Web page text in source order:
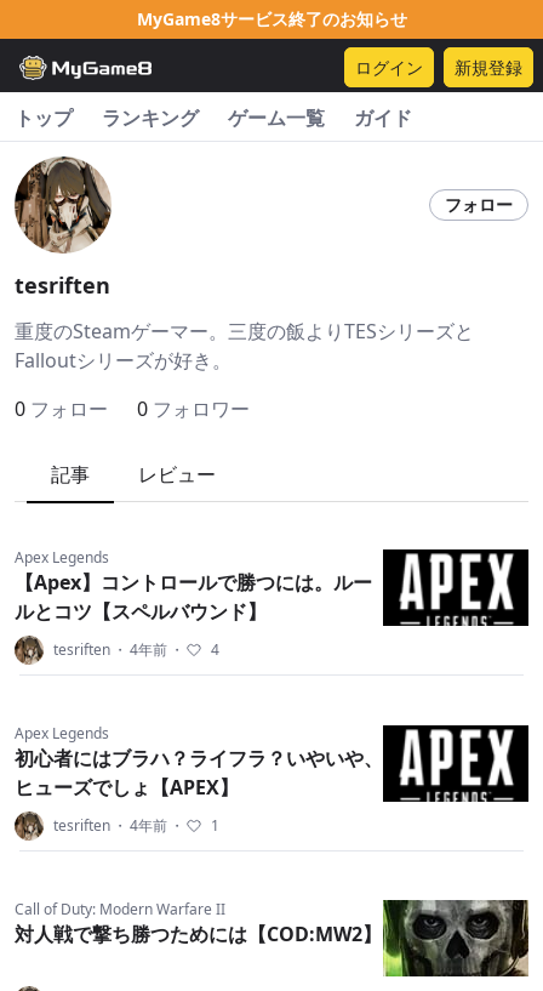
MyGame8サービス終了のお知らせ
ログイン 新規登録
トップ ランキング ゲーム一覧 ガイド
フォロー
tesriften
重度のSteamゲーマー。三度の飯よりTESシリーズと
Falloutシリーズが好き。
0 フォロー 0 フォロワー
記事 レビュー
Apex Legends
【Apex】コントロールで勝つには。ルー
ルとコツ【スペルバウンド】
tesriften ・ 4年前 ・ 4
Apex Legends
初心者にはブラハ？ライフラ？いやいや、
ヒューズでしょ【APEX】
tesriften ・ 4年前 ・ 1
Call of Duty: Modern Warfare II
対人戦で撃ち勝つためには【COD:MW2】